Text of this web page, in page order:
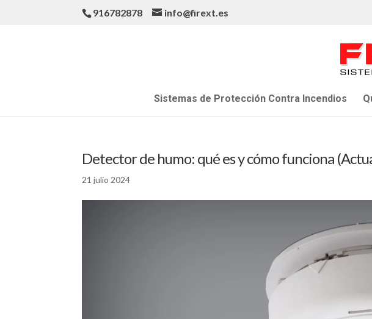
916782878 info@firext.es
Sistemas de Protección Contra Incendios
Detector de humo: qué es y cómo funciona
21 julio 2024